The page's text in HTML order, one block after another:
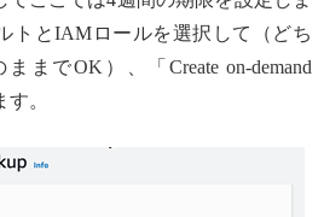
トとIAMロールを選択して（どち
までOK）、「Create on-demand
。